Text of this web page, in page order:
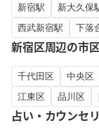
新宿駅 新大久保
西武新宿駅
下落
新宿区周辺の市
千代田区 中央区
江東区
品川区
占い・カウンセ